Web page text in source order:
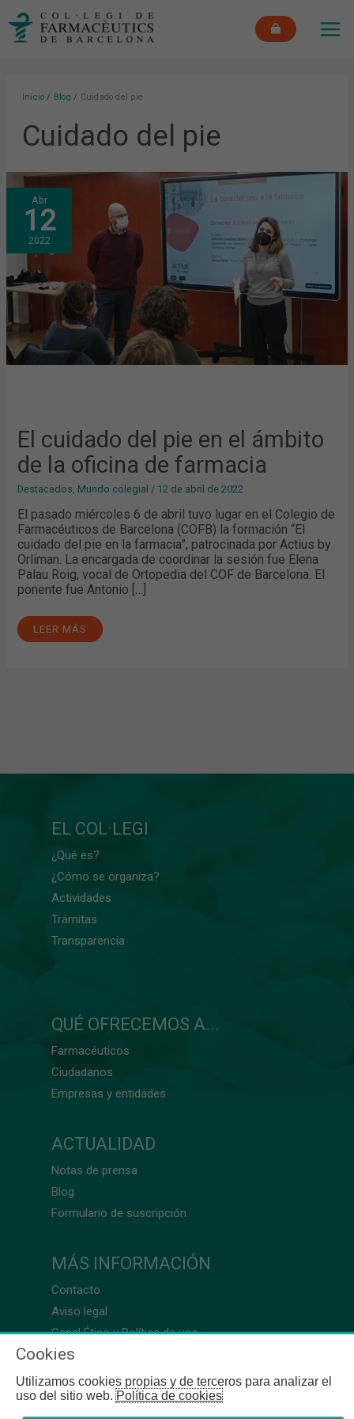
Inicio Blog Cuidado del pie
Cuidado del pie
Abr
12
2022
El cuidado del pie en el ámbito
de la oficina de farmacia
Destacados, Mundo colegial / 12 de abril de 2022
El pasado miércoles 6 de abril tuvo lugar en el Colegio de
Farmacéuticos de Barcelona (COFB) la formación “El
cuidado del pie en la farmacia”, patrocinada por Actius by
Orliman. La encargada de coordinar la sesión fue Elena
Palau Roig, vocal de Ortopedia del COF de Barcelona. El
ponente fue Antonio […]
EL
CUIDADO
DEL
PIE
EN
EL
ÁMBITO
LA
OFICINA
DE
FARMACIA
LEER MÁS
EL COL·LEGI
¿Qué es?
¿Cómo se organiza?
Actividades
Trámitas
Transparencia
QUÉ OFRECEMOS A...
Farmacéuticos
Ciudadanos
Empresas y entidades
ACTUALIDAD
Notas de prensa
Blog
Formulario de suscripción
MÁS INFORMACIÓN
Contacto
Aviso legal
Canal Ético y Política de uso
Cookies
Utilizamos cookies propias y de terceros para analizar el
uso del sitio web.Política de cookies